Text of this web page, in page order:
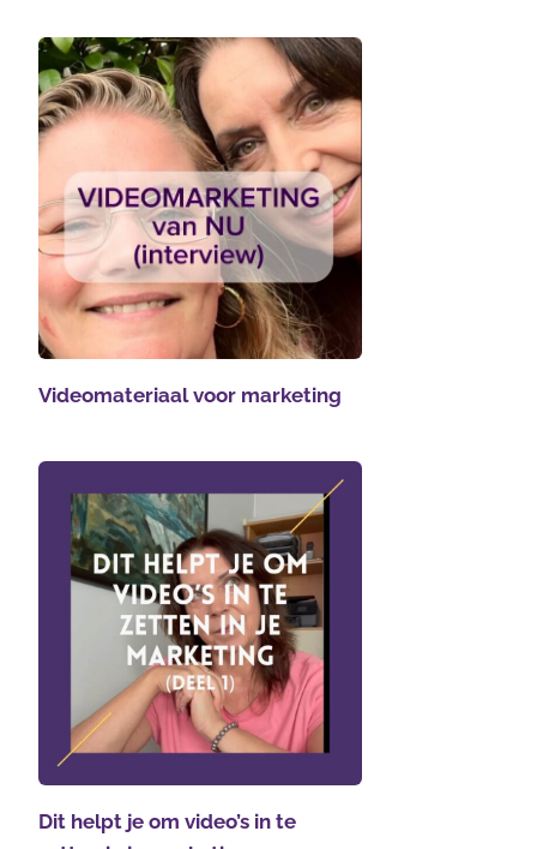
Videomateriaal voor marketing
Dit helpt je om video’s in te